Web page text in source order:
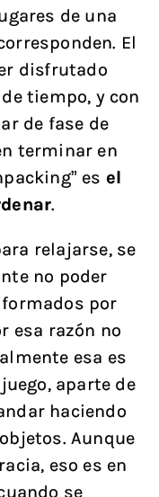
de una
El
disfrutado
tiempo, y con
de fase de
terminar en
es el
.
relajarse, se
no poder
por
esa razón no
esa es
aparte de
haciendo
Aunque
eso es en
se